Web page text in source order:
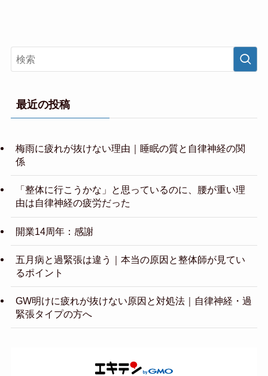
最近の投稿
梅雨に疲れが抜けない理由｜睡眠の質と自律神経の関
係
「整体に行こうかな」と思っているのに、腰が重い理
由は自律神経の疲労だった
開業14周年：感謝
五月病と過緊張は違う｜本当の原因と整体師が見てい
るポイント
GW明けに疲れが抜けない原因と対処法｜自律神経・過
緊張タイプの方へ